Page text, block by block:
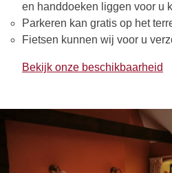
en handdoeken liggen voor u
Parkeren kan gratis op het
Fietsen kunnen wij voor u
Bekijk onze beschikbaarheid